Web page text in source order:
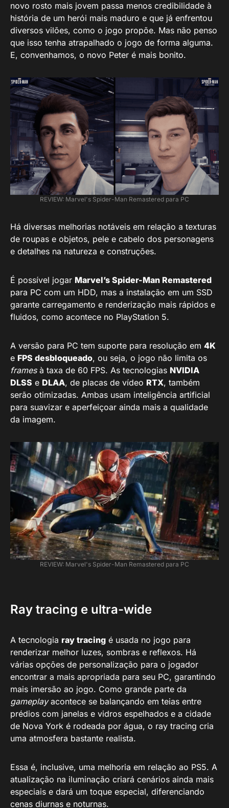
novo rosto mais jovem passa menos credibilidade à
história de um herói mais maduro e que já enfrentou
diversos vilões, como o jogo propõe. Mas não penso
que isso tenha atrapalhado o jogo de forma alguma.
E, convenhamos, o novo Peter é mais bonito.
REVIEW: Marvel's Spider-Man Remastered para PC
Há diversas melhorias notáveis em relação a texturas
de roupas e objetos, pele e cabelo dos personagens
e detalhes na natureza e construções.
É possível jogar Marvel’s Spider-Man Remastered
para PC com um HDD, mas a instalação em um SSD
garante carregamento e renderização mais rápidos e
fluidos, como acontece no PlayStation 5.
A versão para PC tem suporte para resolução em 4K
e FPS desbloqueado, ou seja, o jogo não limita os
framesà taxa de 60 FPS. As tecnologias NVIDIA
DLSS e DLAA, de placas de vídeo RTX, também
serão otimizadas. Ambas usam inteligência artificial
para suavizar e aperfeiçoar ainda mais a qualidade
da imagem.
REVIEW: Marvel's Spider-Man Remastered para PC
Ray tracing e ultra-wide
A tecnologia ray tracing é usada no jogo para
renderizar melhor luzes, sombras e reflexos. Há
várias opções de personalização para o jogador
encontrar a mais apropriada para seu PC, garantindo
mais imersão ao jogo. Como grande parte da
gameplayacontece se balançando em teias entre
prédios com janelas e vidros espelhados e a cidade
de Nova York é rodeada por água, o ray tracing cria
uma atmosfera bastante realista.
Essa é, inclusive, uma melhoria em relação ao PS5. A
atualização na iluminação criará cenários ainda mais
especiais e dará um toque especial, diferenciando
cenas diurnas e noturnas.